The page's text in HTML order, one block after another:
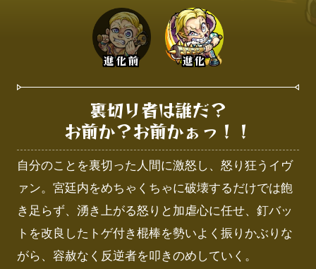
進化前 進化
裏切り者は誰だ？
お前か？お前かぁっ！！
自分のことを裏切った人間に激怒し、怒り狂うイヴ
ァン。宮廷内をめちゃくちゃに破壊するだけでは飽
き足らず、湧き上がる怒りと加虐心に任せ、釘バッ
トを改良したトゲ付き棍棒を勢いよく振りかぶりな
がら、容赦なく反逆者を叩きのめしていく。